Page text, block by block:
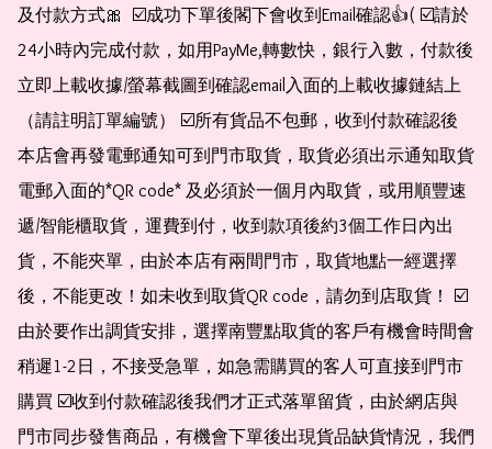
及付款方式🎀  ☑️成功下單後閣下會收到Email確認👍( ☑️請於
24小時內完成付款，如用PayMe,轉數快，銀行入數，付款後
立即上載收據/螢幕截圖到確認email入面的上載收據鏈結上
（請註明訂單編號） ☑️所有貨品不包郵，收到付款確認後
本店會再發電郵通知可到門市取貨，取貨必須出示通知取貨
電郵入面的*QR code* 及必須於一個月內取貨，或用順豐速
遞/智能櫃取貨，運費到付，收到款項後約3個工作日內出
貨，不能夾單，由於本店有兩間門市，取貨地點一經選擇
後，不能更改！如未收到取貨QR code，請勿到店取貨！ ☑️
由於要作出調貨安排，選擇南豐點取貨的客戶有機會時間會
稍遲1-2日，不接受急單，如急需購買的客人可直接到門市
購買 ☑️收到付款確認後我們才正式落單留貨，由於網店與
門市同步發售商品，有機會下單後出現貨品缺貨情況，我們